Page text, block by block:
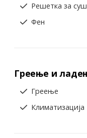
Решетка за
Фен
Греење и
Греење
Климатизација